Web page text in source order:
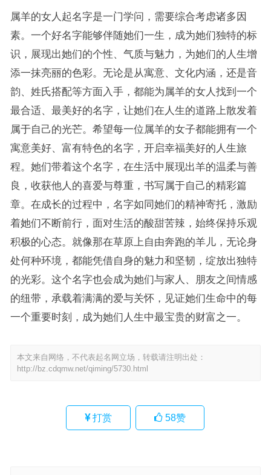
属羊的女人起名字是一门学问，需要综合考虑诸多因
素。一个好名字能够伴随她们一生，成为她们独特的标
识，展现出她们的个性、气质与魅力，为她们的人生增
添一抹亮丽的色彩。无论是从寓意、文化内涵，还是音
韵、姓氏搭配等方面入手，都能为属羊的女人找到一个
最合适、最美好的名字，让她们在人生的道路上散发着
属于自己的光芒。希望每一位属羊的女子都能拥有一个
寓意美好、富有特色的名字，开启幸福美好的人生旅
程。她们带着这个名字，在生活中展现出羊的温柔与善
良，收获他人的喜爱与尊重，书写属于自己的精彩篇
章。在成长的过程中，名字如同她们的精神寄托，激励
着她们不断前行，面对生活的酸甜苦辣，始终保持乐观
积极的心态。就像那在草原上自由奔跑的羊儿，无论身
处何种环境，都能凭借自身的魅力和坚韧，绽放出独特
的光彩。这个名字也会成为她们与家人、朋友之间情感
的纽带，承载着满满的爱与关怀，见证她们生命中的每
一个重要时刻，成为她们人生中最宝贵的财富之一。
本文来自网络，不代表起名网立场，转载请注明出处：
http://bz.cdqmw.net/qiming/5730.html
打赏 58赞